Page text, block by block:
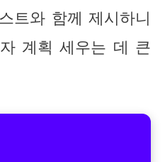
트와 함께 제시하니
계획 세우는 데 큰